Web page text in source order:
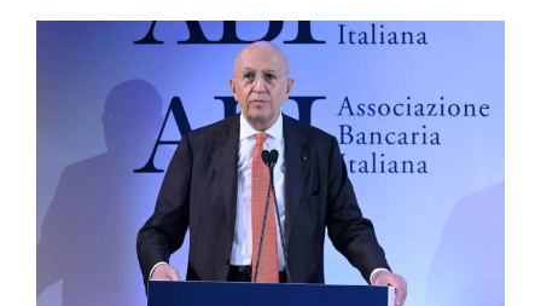
riguardano le novità nella disciplina internazionale e
nazionale, e forniscono informazioni su
eventuali consultazioni pubbliche e su pronunce di
particolare rilevanza emesse nell’esercizio
dell’attività giurisdizionale. In questo numero
l’approfondimento è dedicato, in particolare: alla
recente normativa della UE sugli obblighi
antiriciclaggio (c.d. AML Package), tra cui il
Regolamento Antiriciclaggio e la Direttiva AML;
all’AMLA, ovvero alla nuova Autorità europea che